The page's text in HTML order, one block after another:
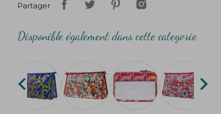
Partager
Disponible également dans cette categorie
 